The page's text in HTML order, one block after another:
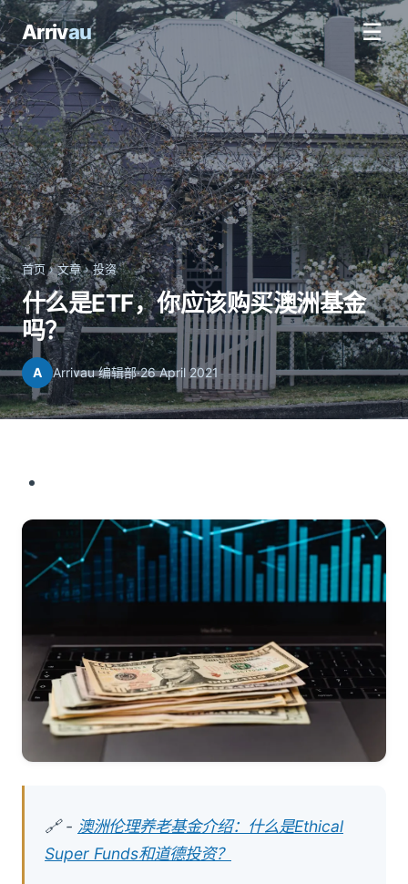
Arrivau ☰
首页›文章›投资
什么是ETF，你应该购买澳洲基金
吗？
A Arrivau 编辑部·26 April 2021
🔗 - 澳洲伦理养老基金介绍：什么是Ethical
Super Funds和道德投资？